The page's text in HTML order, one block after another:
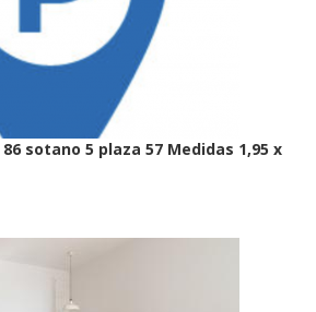
sotano 5 plaza 57 Medidas 1,95 x